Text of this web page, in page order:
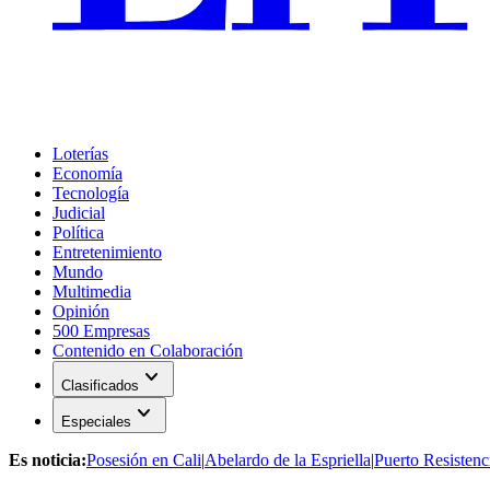
Loterías
Economía
Tecnología
Judicial
Política
Entretenimiento
Mundo
Multimedia
Opinión
500 Empresas
Contenido en Colaboración
Clasificados expand_more
Especiales expand_more
Es noticia:Posesión en Cali|Abelardo de la Espriella|Puerto